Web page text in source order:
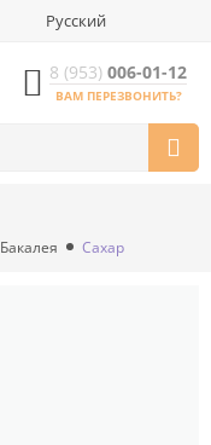
Русский
8 (953) 006-01-12
ВАМ ПЕРЕЗВОНИТЬ?
Бакалея Сахар